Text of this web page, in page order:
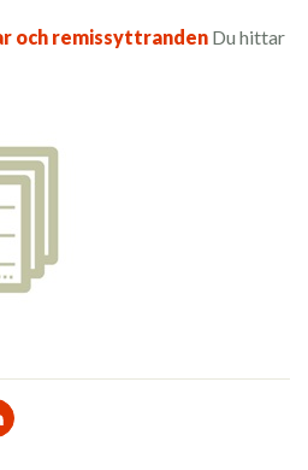
och remissyttranden Du hittar
på Twitter
sidan på Linkedin